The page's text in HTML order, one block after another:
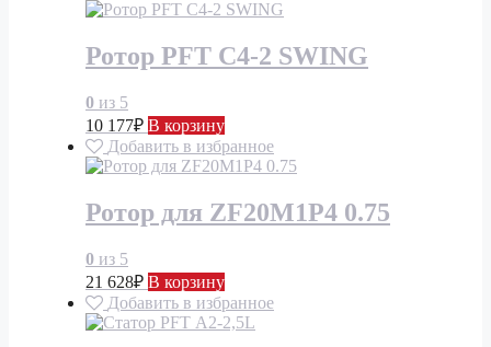
Ротор PFT С4-2 SWING
0 из 5
10 177₽ В корзину
Добавить в избранное
Ротор для ZF20M1P4 0.75
0 из 5
21 628₽ В корзину
Добавить в избранное